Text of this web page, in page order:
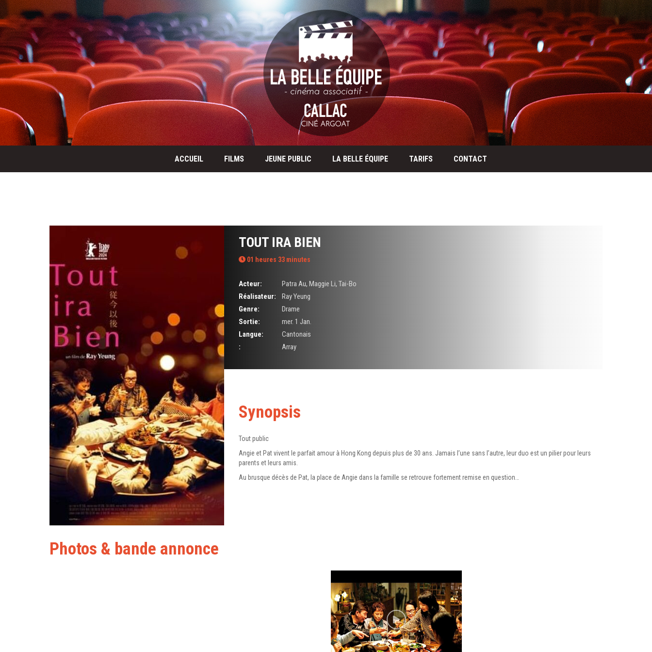
ACCUEIL FILMS JEUNE PUBLIC LA BELLE ÉQUIPE TARIFS CONTACT
TOUT IRA BIEN
01 heures 33 minutes
Acteur: Patra Au, Maggie Li, Tai-Bo
Réalisateur:
Ray Yeung
Genre:
Drame
Sortie:
mer. 1 Jan.
Langue:
Cantonais
:
Array
Synopsis
Tout public
Angie et Pat vivent le parfait amour à Hong Kong depuis plus de 30 ans. Jamais l’une sans l’autre, leur duo est un pilier pour leurs
parents et leurs amis.
Au brusque décès de Pat, la place de Angie dans la famille se retrouve fortement remise en question…
Photos & bande annonce